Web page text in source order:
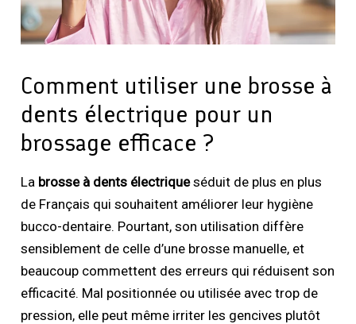
Comment utiliser une brosse à
dents électrique pour un
brossage efficace ?
La brosse à dents électriqueséduit de plus en plus
de Français qui souhaitent améliorer leur hygiène
bucco-dentaire. Pourtant, son utilisation diffère
sensiblement de celle d’une brosse manuelle, et
beaucoup commettent des erreurs qui réduisent son
efficacité. Mal positionnée ou utilisée avec trop de
pression, elle peut même irriter les gencives plutôt